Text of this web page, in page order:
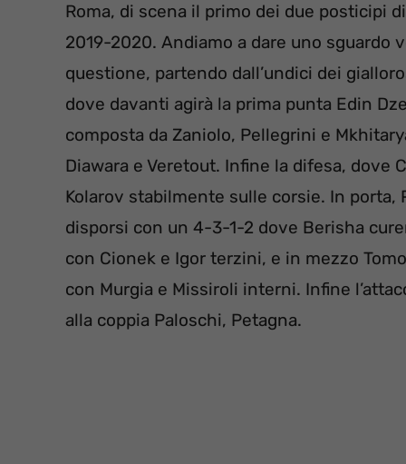
Roma, di scena il primo dei due posticipi
2019-2020. Andiamo a dare uno sguardo
questione, partendo dall’undici dei
dove davanti agirà la prima punta Edin
composta da Zaniolo, Pellegrini e
Diawara e Veretout. Infine la difesa, dove
Kolarov stabilmente sulle corsie. In porta,
disporsi con un 4-3-1-2 dove Berisha
con Cionek e Igor terzini, e in mezzo
con Murgia e Missiroli interni. Infine
alla coppia Paloschi, Petagna.